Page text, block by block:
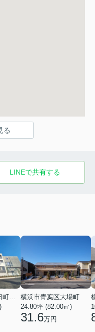
る
LINEで共有する
横浜市青葉区大場町
24.80坪 (82.00㎡)
31.6万円